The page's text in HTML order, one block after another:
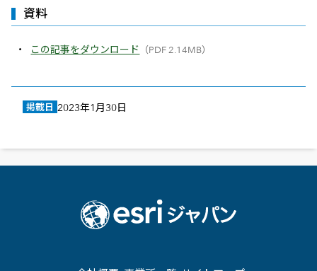
掲載日 2023年1月30日
資料
この記事をダウンロード （PDF 2.14MB）